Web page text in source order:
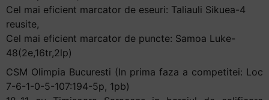
Cel mai eficient marcator de eseuri: Taliauli Sikuea-4
reusite,
Cel mai eficient marcator de puncte: Samoa Luke-
48(2e,16tr,2lp)
CSM Olimpia Bucuresti (In prima faza a competitei: Loc
7-6-1-0-5-107:194-5p, 1pb)